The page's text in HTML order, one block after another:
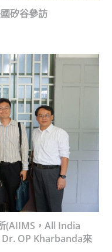
矽谷參訪
(AIIMS，All India
OP Kharbanda來